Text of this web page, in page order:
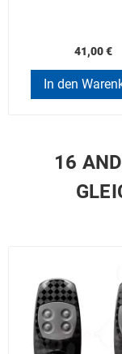
41,00 €
In den
16